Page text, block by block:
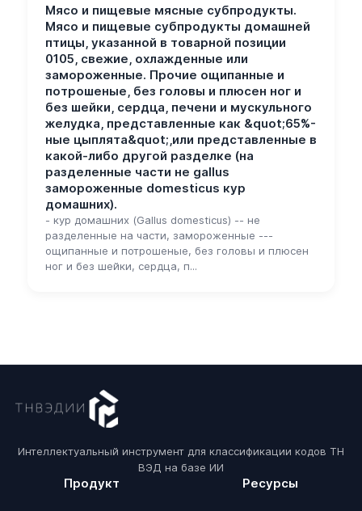
Мясо и пищевые мясные субпродукты.
Мясо и пищевые субпродукты домашней
птицы, указанной в товарной позиции
0105, свежие, охлажденные или
замороженные. Прочие ощипанные и
потрошеные, без головы и плюсен ног и
без шейки, сердца, печени и мускульного
желудка, представленные как &quot;65%-
ные цыплята&quot;,или представленные в
какой-либо другой разделке (на
разделенные части не gallus
замороженные domesticus кур
домашних).
- кур домашних (Gallus domesticus) -- не
разделенные на части, замороженные ---
ощипанные и потрошеные, без головы и плюсен
ног и без шейки, сердца, п...
Интеллектуальный инструмент для классификации кодов ТН
ВЭД на базе ИИ
Продукт Ресурсы